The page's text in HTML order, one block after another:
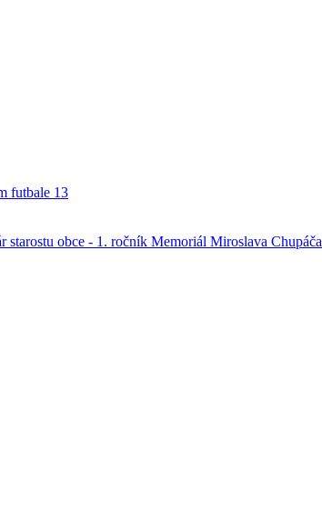
futbale 13
starostu obce - 1. ročník Memoriál Miroslava Chupáča